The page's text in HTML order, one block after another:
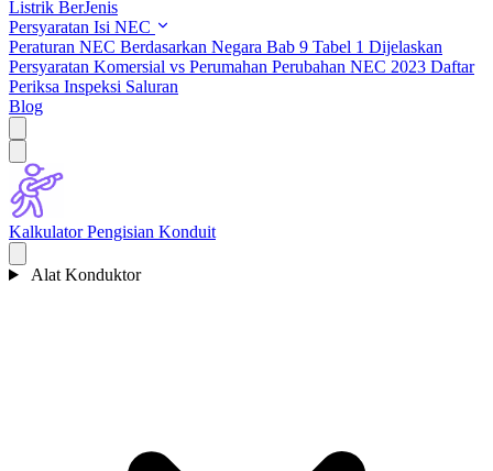
Listrik BerJenis
Persyaratan Isi NEC
Peraturan NEC Berdasarkan Negara Bab 9 Tabel 1 Dijelaskan
Persyaratan Komersial vs Perumahan Perubahan NEC 2023 Daftar
Periksa Inspeksi Saluran
Blog
Kalkulator Pengisian Konduit
Alat Konduktor